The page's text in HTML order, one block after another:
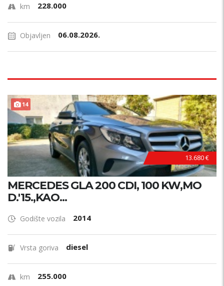
km 228.000
Objavljen 06.08.2026.
14
13.680 €
MERCEDES GLA 200 CDI, 100 KW,MO
D.'15.,KAO...
Godište vozila 2014
Vrsta goriva diesel
km 255.000